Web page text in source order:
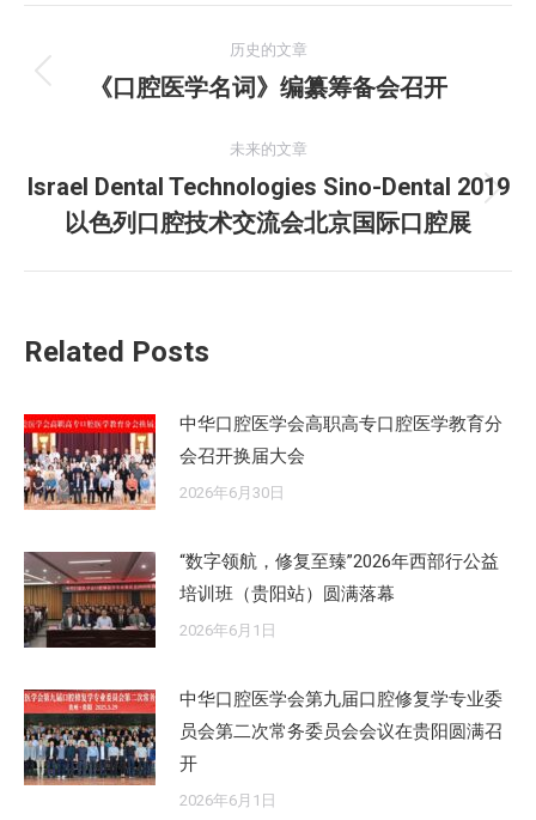
章
航
历史的文章
历
的
文
章：
《口腔医学名词》编纂筹备会召开
未来的文章
未
来
的
Israel Dental Technologies Sino-Dental 2019
以色列口腔技术交流会北京国际口腔展
Related Posts
中华口腔医学会高职高专口腔医学教育分
会召开换届大会
2026年6月30日
“数字领航，修复至臻”2026年西部行公益
培训班（贵阳站）圆满落幕
2026年6月1日
中华口腔医学会第九届口腔修复学专业委
员会第二次常务委员会会议在贵阳圆满召
开
2026年6月1日